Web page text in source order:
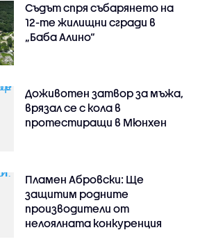
Съдът спря събарянето на
12-те жилищни сгради в
„Баба Алино“
Доживотен затвор за мъжа,
врязал се с кола в
протестиращи в Мюнхен
Пламен Абровски: Ще
защитим родните
производители от
нелоялната конкуренция